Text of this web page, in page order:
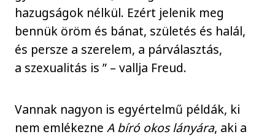
hazugságok nélkül. Ezért jelenik meg
bennük öröm és bánat, születés és halál,
és persze a szerelem, a párválasztás,
a szexualitás is ” – vallja Freud.
Vannak nagyon is egyértelmű példák, ki
nem emlékezneA bíró okos lányára, aki a